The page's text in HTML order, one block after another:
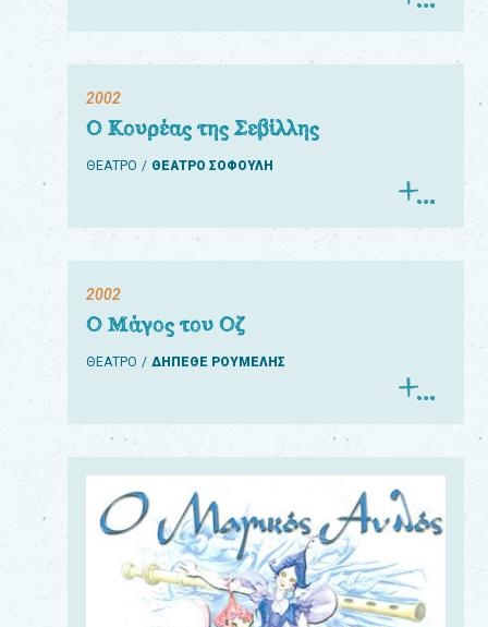
2002
Ο Κουρέας της Σεβίλλης
ΘΕΑΤΡΟ ΘΕΑΤΡΟ ΣΟΦΟΥΛΗ
2002
Ο Μάγος του Οζ
ΘΕΑΤΡΟ ΔΗΠΕΘΕ ΡΟΥΜΕΛΗΣ